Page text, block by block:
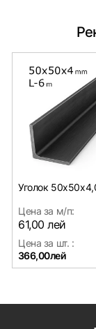
Уголок
Цена за м/п:
61,00 лей
Цена за шт. :
366,00лей